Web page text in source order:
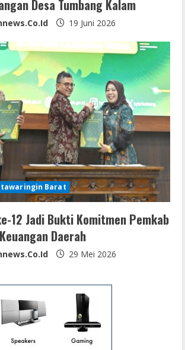
Desa Tumbang Kalam
19 Juni 2026
Barat
12 Jadi Bukti Komitmen Pemkab
Daerah
29 Mei 2026